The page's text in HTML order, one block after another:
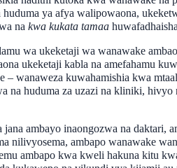
ya afya walipowaona,
na kwa kukata tamaa
wa ukeketaji wa wanawake
ukeketaji kabla na amefahamu
– wanaweza kuwahamishia kwa
na huduma za uzazi na kliniki,
ambayo inaongozwa na daktari,
nilivyosema, ambapo wanawake
ambapo kwa kweli hakuna kitu